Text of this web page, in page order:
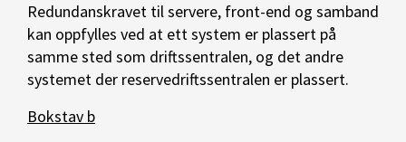
Redundanskravet til servere, front-end og samband
kan oppfylles ved at ett system er plassert på
samme sted som driftssentralen, og det andre
systemet der reservedriftssentralen er plassert.
Bokstav b